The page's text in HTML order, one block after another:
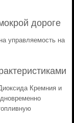
дороге
управляемость на
Кремния и